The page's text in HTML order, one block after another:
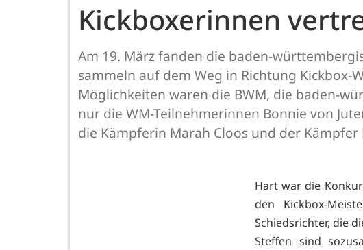
Kickboxerinnen
Am 19. März fanden die baden-
sammeln auf dem Weg in Richtung
Möglichkeiten waren die BWM, die baden-
nur die WM-Teilnehmerinnen Bonnie von
die Kämpferin Marah Cloos und der Kämpfer
Hart war die
den Kickbox-
Schiedsrichter, die
Steffen sind